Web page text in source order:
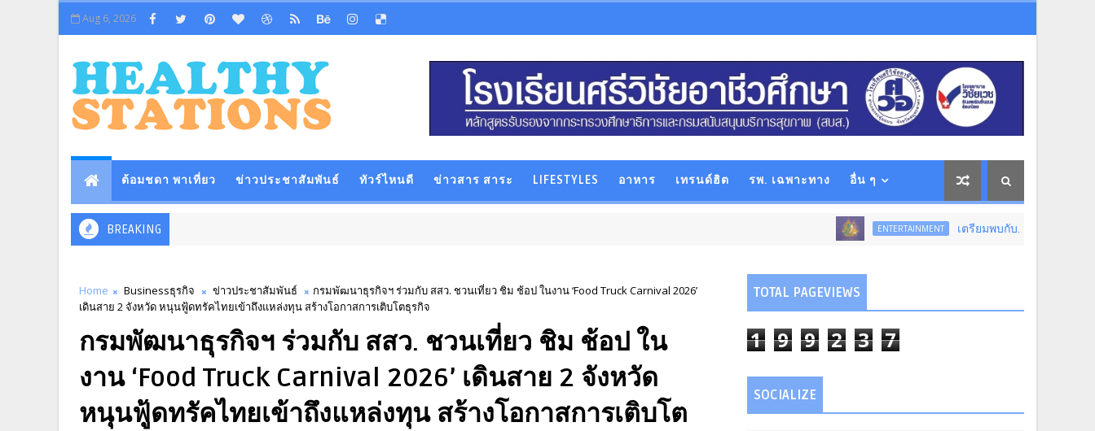
Aug 6, 2026
ต้อมชดา พาเที่ยว ข่าวประชาสัมพันธ์ ทัวร์ไหนดี ข่าวสาร สาระ LIFESTYLES อาหาร เทรนด์ฮิต รพ. เฉพาะทาง อื่น ๆ
BREAKING ENTERTAINMENT เตรียมพบกับ...การแสดงโขนสุดยิ่งให
Home Businessธุรกิจ ข่าวประชาสัมพันธ์
กรมพัฒนาธุรกิจฯ ร่วมกับ สสว. ชวนเที่ยว ชิม ช้อป ในงาน ‘Food Truck Carnival 2026’
เดินสาย 2 จังหวัด หนุนฟู้ดทรัคไทยเข้าถึงแหล่งทุน สร้างโอกาสการเติบโตธุรกิจ
กรมพัฒนาธุรกิจฯ ร่วมกับ สสว. ชวนเที่ยว ชิม ช้อป ใน
งาน ‘Food Truck Carnival 2026’ เดินสาย 2 จังหวัด
หนุนฟู้ดทรัคไทยเข้าถึงแหล่งทุน สร้างโอกาสการเติบโต
TOTAL PAGEVIEWS
1 9 9 2 3 7
SOCIALIZE